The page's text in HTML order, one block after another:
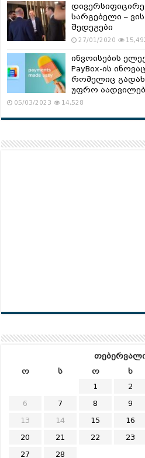
სარგებელი –
შედეგები
27/01/2020
ინვოისების
PayBox-ის
რომელიც
უფრო
05/03/2023 14,528
ო
ს ო ხ
1
2
6
7 8 9
13
14 15 16
20
21 22 23
27
28